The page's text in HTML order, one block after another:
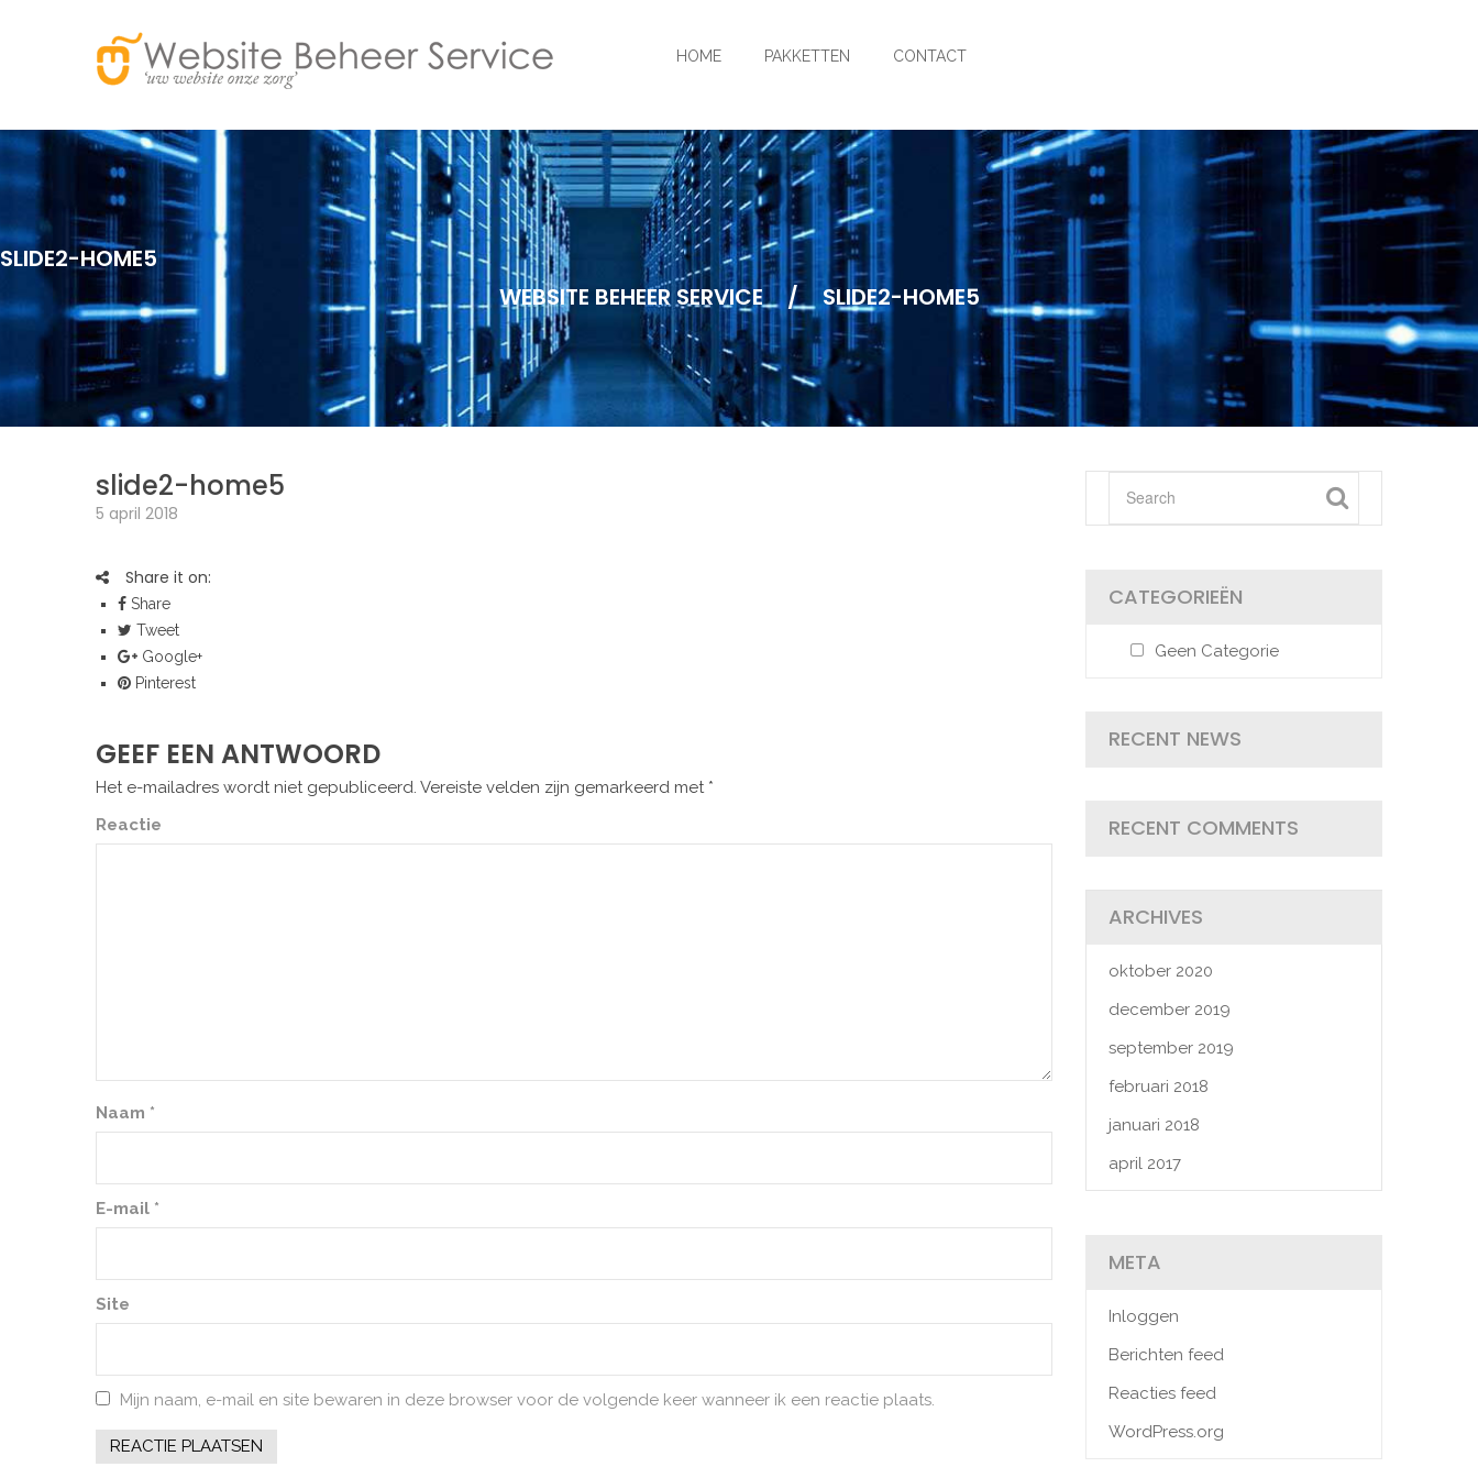
HOME PAKKETTEN CONTACT
SLIDE2-HOME5
WEBSITE BEHEER SERVICE
/ SLIDE2-HOME5
slide2-home5
5 april 2018
Share it on:
Share
Tweet
Google+
Pinterest
GEEF EEN ANTWOORD
Het e-mailadres wordt niet gepubliceerd. Vereiste velden zijn gemarkeerd met *
Reactie
Naam *
E-mail *
Site
Mijn naam, e-mail en site bewaren in deze browser voor de volgende keer wanneer ik een reactie plaats.
CATEGORIEËN
Geen Categorie
RECENT NEWS
RECENT COMMENTS
ARCHIVES
oktober 2020
december 2019
september 2019
februari 2018
januari 2018
april 2017
META
Inloggen
Berichten feed
Reacties feed
WordPress.org